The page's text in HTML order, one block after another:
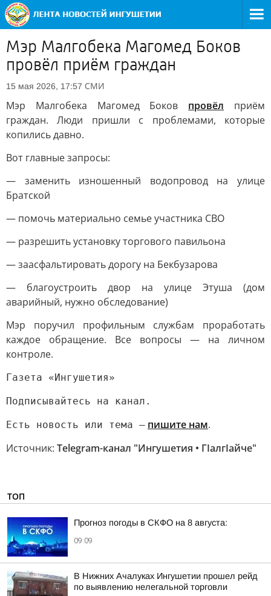
Мэр Малгобека Магомед Боков
провёл приём граждан
15 мая 2026, 17:57 СМИ
Мэр Малгобека Магомед Боков провёл приём
граждан. Люди пришли с проблемами, которые
копились давно.
Вот главные запросы:
— заменить изношенный водопровод на улице
Братской
— помочь материально семье участника СВО
— разрешить установку торгового павильона
— заасфальтировать дорогу на Бекбузарова
— благоустроить двор на улице Этуша (дом
аварийный, нужно обследование)
Мэр поручил профильным службам проработать
каждое обращение. Все вопросы — на личном
контроле.
Газета «Ингушетия»
Подписывайтесь на канал.
Есть новость или тема — пишите нам.
Источник: Telegram-канал "Ингушетия • ГIалгIайче"
ТОП
Прогноз погоды в СКФО на 8 августа:
09:09
В Нижних Ачалуках Ингушетии прошел рейд
по выявлению нелегальной торговли